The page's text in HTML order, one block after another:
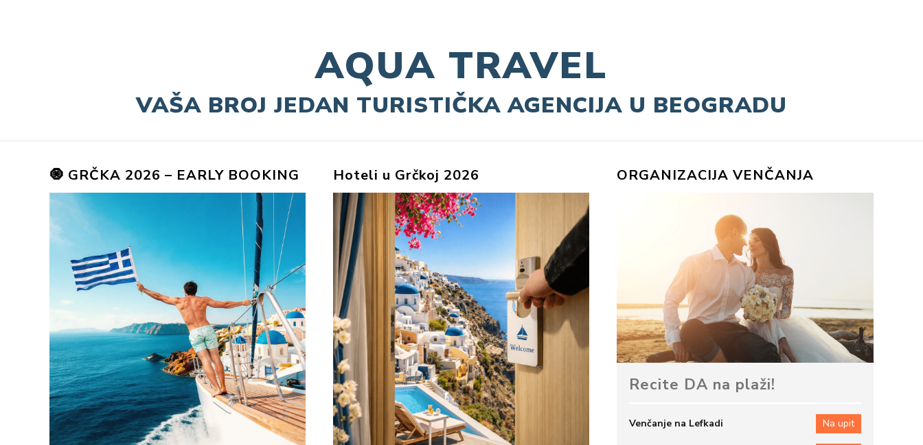
AQUA TRAVEL
VAŠA BROJ JEDAN TURISTIČKA AGENCIJA U BEOGRADU
🧿 GRČKA 2026 – EARLY BOOKING Hoteli u Grčkoj 2026 ORGANIZACIJA VENČANJA
Recite DA na plaži!
Venčanje na Lefkadi Na upit